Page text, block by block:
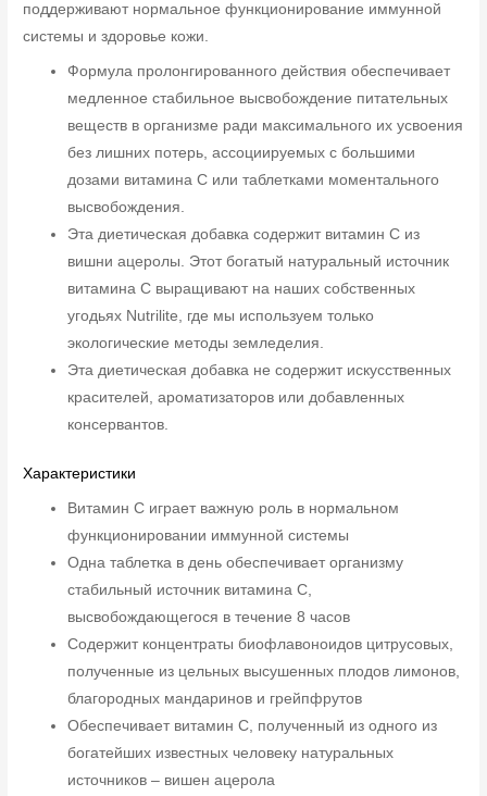
поддерживают нормальное функционирование иммунной
системы и здоровье кожи.
Формула пролонгированного действия обеспечивает
медленное стабильное высвобождение питательных
веществ в организме ради максимального их усвоения
без лишних потерь, ассоциируемых с большими
дозами витамина C или таблетками моментального
высвобождения.
Эта диетическая добавка содержит витамин C из
вишни ацеролы. Этот богатый натуральный источник
витамина С выращивают на наших собственных
угодьях Nutrilite, где мы используем только
экологические методы земледелия.
Эта диетическая добавка не содержит искусственных
красителей, ароматизаторов или добавленных
консервантов.
Характеристики
Витамин С играет важную роль в нормальном
функционировании иммунной системы
Одна таблетка в день обеспечивает организму
стабильный источник витамина C,
высвобождающегося в течение 8 часов
Содержит концентраты биофлавоноидов цитрусовых,
полученные из цельных высушенных плодов лимонов,
благородных мандаринов и грейпфрутов
Обеспечивает витамин C, полученный из одного из
богатейших известных человеку натуральных
источников – вишен ацерола